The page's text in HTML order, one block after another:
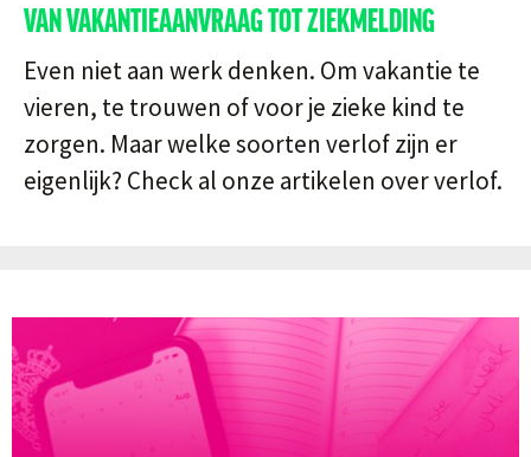
VAN VAKANTIEAANVRAAG TOT ZIEKMELDING
Even niet aan werk denken. Om vakantie te
vieren, te trouwen of voor je zieke kind te
zorgen. Maar welke soorten verlof zijn er
eigenlijk? Check al onze artikelen over verlof.